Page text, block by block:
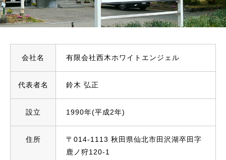
会社名 有限会社西木ホワイトエンジェル
代表者名 鈴木 弘正
設立 1990年(平成2年)
住所
〒014-1113 秋田県仙北市田沢湖卒田字
鹿ノ狩120-1